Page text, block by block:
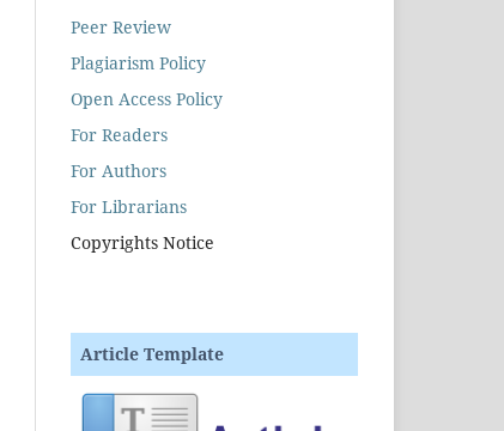
Peer Review
Plagiarism Policy
Open Access Policy
For Readers
For Authors
For Librarians
Copyrights Notice
Article Template